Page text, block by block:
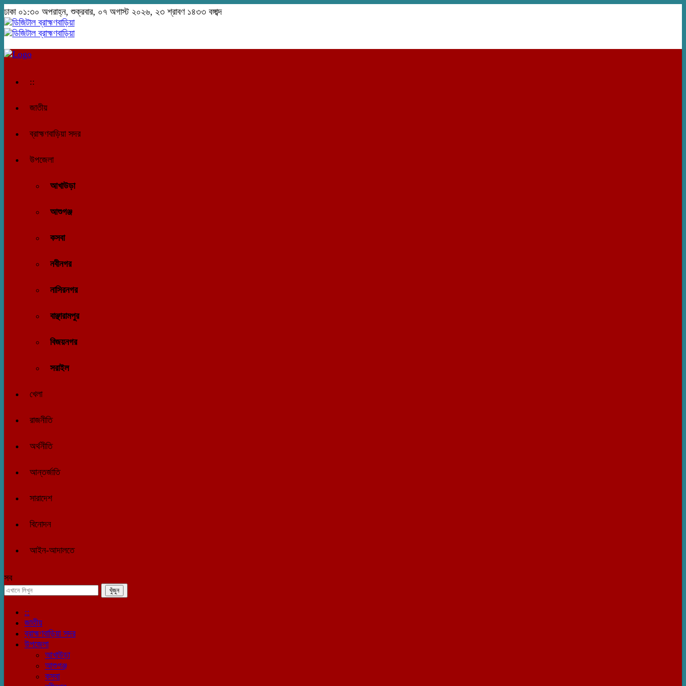
ঢাকা ০১:৩০ অপরাহ্ন, শুক্রবার, ০৭ অগাস্ট ২০২৬, ২৩ শ্রাবণ ১৪৩৩ বঙ্গাব্দ
::
জাতীয়
ব্রাহ্মণবাড়িয়া সদর
উপজেলা
আখাউড়া
আশুগঞ্জ
কসবা
নবীনগর
নাসিরনগর
বাঞ্ছারামপুর
বিজয়নগর
সরাইল
খেলা
রাজনীতি
অর্থনীতি
আন্তর্জাতি
সারাদেশ
বিনোদন
আইন-আদালতে
সব
::
জাতীয়
ব্রাহ্মণবাড়িয়া সদর
উপজেলা
আখাউড়া
আশুগঞ্জ
কসবা